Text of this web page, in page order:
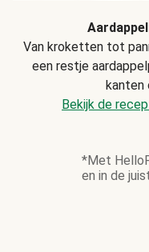
Van kroketten tot
een restje
kanten
Bekijk de
*Met
en in de